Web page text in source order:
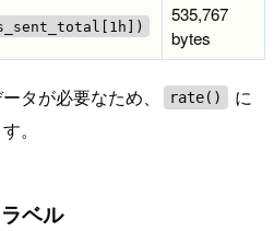
535,767
bytes
タが必要なため、 rate()
に
。
ベル